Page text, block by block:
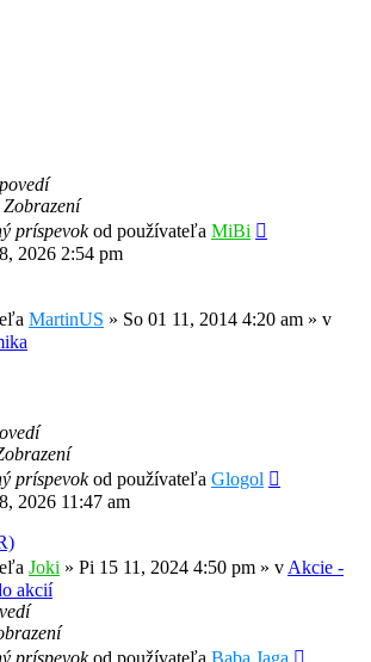
Zobrazení
príspevokod používateľa MiBi
2026 2:54 pm
MartinUS » So 01 11, 2014 4:20 am » v
príspevokod používateľa Glogol
2026 11:47 am
Joki » Pi 15 11, 2024 4:50 pm » vAkcie -
akcií